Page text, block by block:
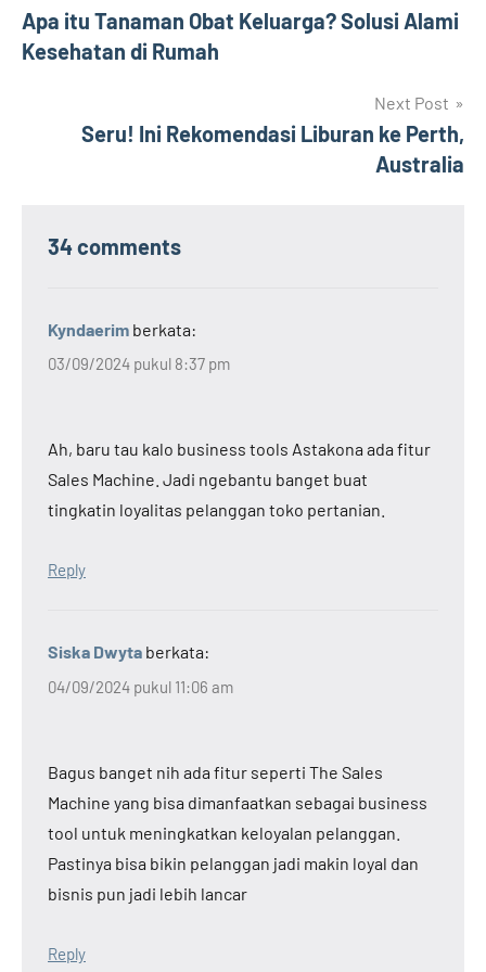
pos
Apa itu Tanaman Obat Keluarga? Solusi Alami
Kesehatan di Rumah
Next Post
Seru! Ini Rekomendasi Liburan ke Perth,
Australia
34 comments
Kyndaerim berkata:
03/09/2024 pukul 8:37 pm
Ah, baru tau kalo business tools Astakona ada fitur
Sales Machine. Jadi ngebantu banget buat
tingkatin loyalitas pelanggan toko pertanian.
Reply
Siska Dwyta berkata:
04/09/2024 pukul 11:06 am
Bagus banget nih ada fitur seperti The Sales
Machine yang bisa dimanfaatkan sebagai business
tool untuk meningkatkan keloyalan pelanggan.
Pastinya bisa bikin pelanggan jadi makin loyal dan
bisnis pun jadi lebih lancar
Reply